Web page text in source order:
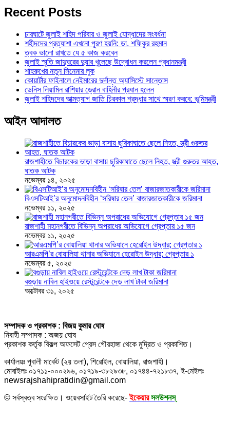
Recent Posts
চারঘাটে জুলাই শহিদ পরিবার ও জুলাই যোদ্ধাদের সংবর্ধনা
শহীদদের প্রত্যাশা এখনো পূরণ হয়নি: ডা. শফিকুর রহমান
ত্বক ভালো রাখতে যে ৫ কাজ করবেন
জুলাই স্মৃতি জাদুঘরের দুয়ার খুলেছে উদ্বোধন করলেন প্রধানমন্ত্রী
শাহরুখের নতুন সিনেমার লুক
কোয়ার্টার ফাইনালে নেইমারের দুর্দান্ত অ্যাসিস্টে সান্তোস
ডেনিস লিয়ামিন রাশিয়ার ড্রোন বাহিনীর প্রধান হলেন
জুলাই শহিদদের আত্মত্যাগ জাতি চিরকাল শ্রদ্ধার সাথে স্মরণ করবে: ভূমিমন্ত্রী
আইন আদালত
রাজশাহীতে বিচারকের ভাড়া বাসায় ছুরিকাঘাতে ছেলে নিহত, স্ত্রী গুরুতর আহত,
ঘাতক আটক
নভেম্বর ১৪, ২০২৫
বিএসটিআই’র অনুমোদনবিহীন ‘সরিষার তেল’ বাজারজাতকারীকে জরিমানা
নভেম্বর ১১, ২০২৫
রাজশাহী মহানগরীতে বিভিন্ন অপরাধের অভিযোগে গ্রেপ্তার ১৫ জন
নভেম্বর ১১, ২০২৫
আরএমপি’র বোয়ালিয়া থানার অভিযানে হেরোইন উদ্ধার; গ্রেপ্তার ১
নভেম্বর ৫, ২০২৫
বগুড়ায় নাবিল হাইওয়ে রেস্টুরেন্টকে দেড় লাখ টাকা জরিমানা
অক্টোবর ৩১, ২০২৫
সম্পাদক ও প্রকাশক : বিজয় কুমার ঘোষ
নিবাহী সম্পাদক : অজয় ঘোষ
প্রকাশক কর্তৃক বিকল্প অফসেট প্রেস গৌরহাঙ্গা থেকে মুদ্রিত ও প্রকাশিত।
কার্যালয়ঃ পূবালী মার্কেট (২য় তলা), শিরোইল, বোয়ালিয়া, রাজশাহী।
মোবাইলঃ ০১৭১১-০০০২৯৬, ০১৭১৯-৩৮২৯৩৮, ০১৭৪৪-৭২১৮৩৭, ই-মেইলঃ
newsrajshahipratidin@gmail.com
© সর্বস্বত্ব সংরক্ষিত। ওয়েবসাইট তৈরি করেছে-ইকেয়ার সলউশনস্